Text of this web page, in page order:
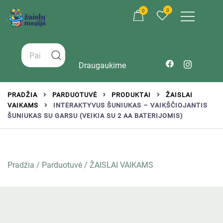
0 0
Draugaukime
PRADŽIA PARDUOTUVĖ PRODUKTAI
ŽAISLAI
VAIKAMS
INTERAKTYVUS ŠUNIUKAS – VAIKŠČIOJANTIS
ŠUNIUKAS SU GARSU (VEIKIA SU 2 AA BATERIJOMIS)
Pradžia / Parduotuvė / ŽAISLAI VAIKAMS